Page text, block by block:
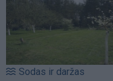
Sodas ir daržas